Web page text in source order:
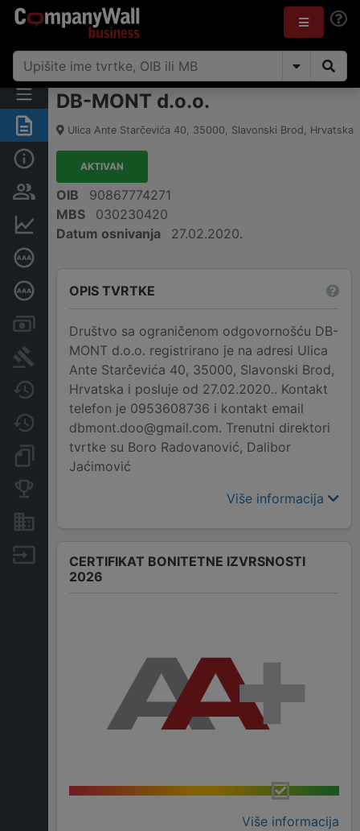
Sažetak
Osobe i vlasništvo
Dubinska bonitetna ocjena
Računi i blokade
Sudske objave
Javne nabavke
Promjene
Dokumenti i objave
Izvoz
DB-MONT d.o.o.
Ulica Ante Starčevića 40, 35000, Slavonski Brod, Hrvatska
AKTIVAN
OIB
90867774271
MBS
030230420
Datum osnivanja
27.02.2020.
OPIS TVRTKE
Društvo sa ograničenom odgovornošću DB-
MONT d.o.o. registrirano je na adresi Ulica
Ante Starčevića 40, 35000, Slavonski Brod,
Hrvatska i posluje od 27.02.2020.. Kontakt
telefon je 0953608736 i kontakt email
dbmont.doo@gmail.com. Trenutni direktori
tvrtke su Boro Radovanović, Dalibor
Jaćimović
Više informacija
CERTIFIKAT BONITETNE IZVRSNOSTI
2026
Više informacija